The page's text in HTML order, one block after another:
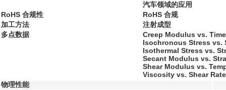
汽车领域的应用
RoHS 合规性
RoHS 合规
加工方法
注射成型
多点数据
Creep Modulus vs.
Isochronous Stress vs.
Isothermal Stress vs.
Secant Modulus vs.
Shear Modulus vs.
Viscosity vs. Shear
物理性能